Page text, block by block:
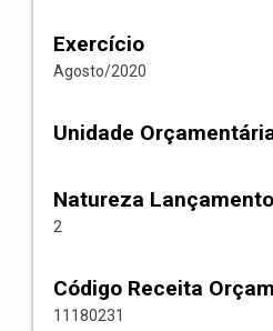
Exercício
Agosto/2020
Unidade
Natureza Lançamento
2
Código Receita
11180231